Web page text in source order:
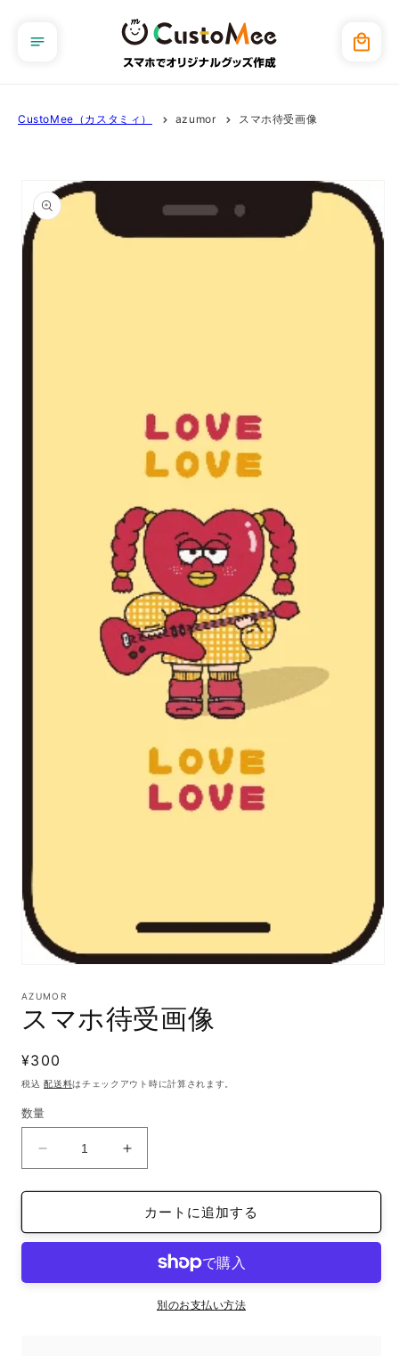
進む
ー
CustoMee（カスタミィ） azumor スマホ待受画像
商品情
報にス
キップ
ダ
ル
デ
ィ
(1)
を
AZUMOR
スマホ待受画像
通
常
価
格
¥300
税込配送料はチェックアウト時に計算されます。
数量
受
像
ス
受
像
カートに追加する
別のお支払い方法